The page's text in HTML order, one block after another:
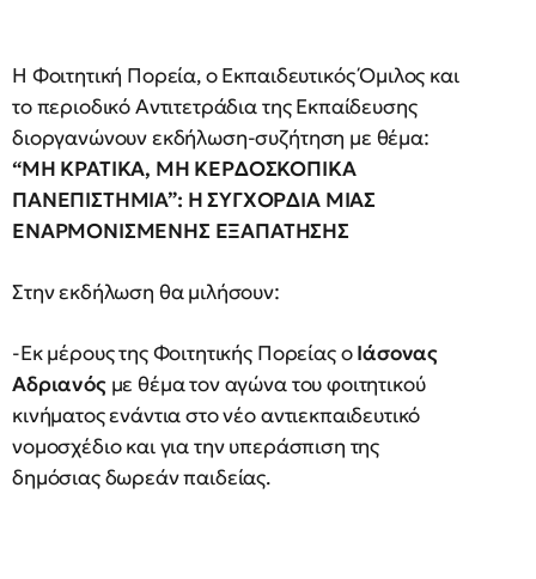
Η Φοιτητική Πορεία, ο Εκπαιδευτικός Όμιλος και
το περιοδικό Αντιτετράδια της Εκπαίδευσης
διοργανώνουν εκδήλωση-συζήτηση με θέμα:
“MH KPATIKA, MH KEPΔOΣKOΠIKA
ΠANEΠIΣTHMIA”: H ΣYΓXOPΔIA MIAΣ
ENAPMONIΣMENHΣ EΞAΠATHΣHΣ
Στην εκδήλωση θα μιλήσουν:
-Εκ μέρους της Φοιτητικής Πορείας οΙάσονας
Αδριανόςμε θέμα τον αγώνα του φοιτητικού
κινήματος ενάντια στο νέο αντιεκπαιδευτικό
νομοσχέδιο και για την υπεράσπιση της
δημόσιας δωρεάν παιδείας.